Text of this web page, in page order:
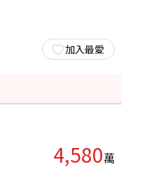
加入最愛
4,580萬